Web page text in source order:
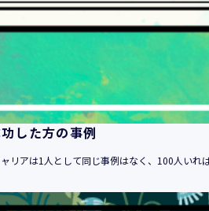
ため
、お問い合せ等への対応のため
ついての調査・データ集積、改善、研
ビスなどのご案内を送信・送付するため
絡を行うため
規約、ポリシー等（以下「規約等」と
の変更などを通知するため
意した目的のため
ご案内や資料の送付のため
した方の事例
リアは1人として同じ事例はなく、100人いれ